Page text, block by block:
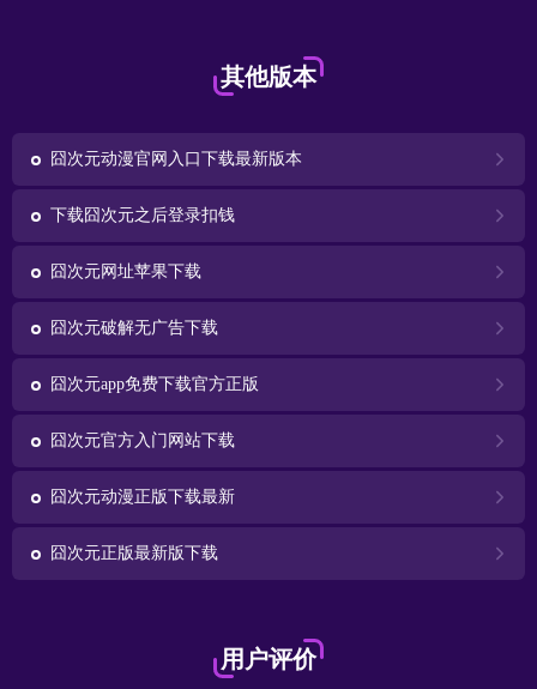
其他版本
囧次元动漫官网入口下载最新版本
下载囧次元之后登录扣钱
囧次元网址苹果下载
囧次元破解无广告下载
囧次元app免费下载官方正版
囧次元官方入门网站下载
囧次元动漫正版下载最新
囧次元正版最新版下载
用户评价